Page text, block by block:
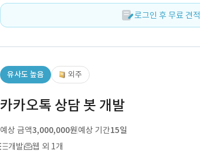
로그인 후 무료 견
유사도 높음 외주
카카오톡 상담 봇 개발
예상 금액3,000,000원예상 기간15일
개발
웹 외 1개